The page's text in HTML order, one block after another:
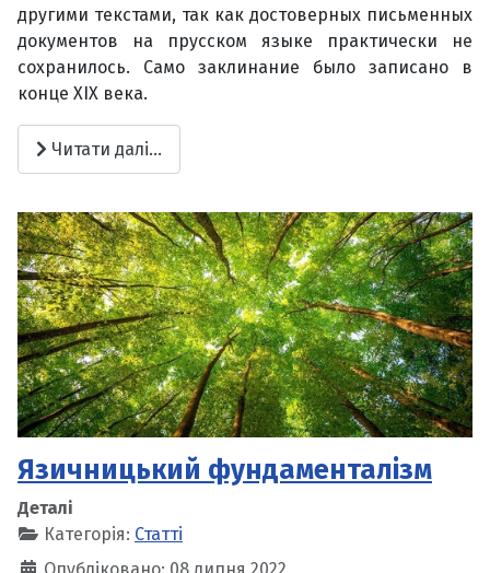
другими текстами, так как достоверных письменных
документов на прусском языке практически не
сохранилось. Само заклинание было записано в
конце XIX века.
Читати далі...
Язичницький фундаменталізм
Деталі
Категорія: Статті